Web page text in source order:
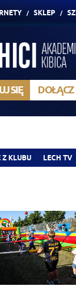
SKLEP
SIĘ DOŁĄCZ
Z KLUBU LECH TV